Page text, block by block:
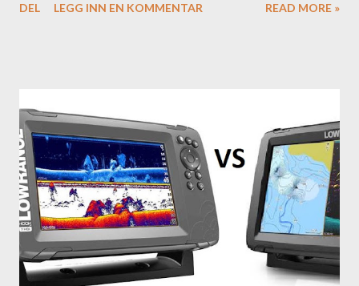
DEL
LEGG INN EN KOMMENTAR READ MORE »